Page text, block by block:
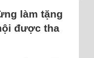
làm tặng
được tha